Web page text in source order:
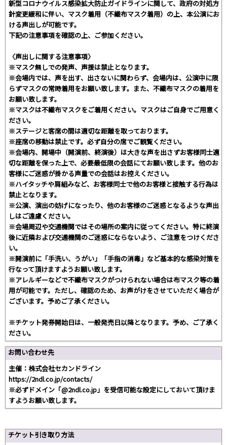
新型コロナウイルス感染拡大防止ガイドラインに関して、政府の対処方
針変更緩和に伴い、マスク着用（不織布マスク着用）の上、本公演にお
ける声出しが可能です。
下記の注意事項を確認の上、ご参加ください。
〈声出しに関する注意事項〉
※マスク無しでの発声、声援は禁止となります。
※会場内では、声を出す、出さないに関わらず、会場内は、公演中に限
らずマスクの常時着用をお願い致します。また、不織布マスクの着用を
お願い致します。
※マスクは不織布マスクをご着用ください。マスクはご自身でご用意く
ださい。
※ステージと客席の間は適切な距離を取っております。
※座席の移動は禁止です。必ず自分の席でご観覧ください。
※会場内、開場中（開演前、終演後）は大きな声を出さずお客様同士適
切な距離を保った上で、必要最低限の会話にてお願い致します。他のお
客様にご迷惑が掛かる声量での会話はお控えください。
※ハイタッチや肩組みなど、お客様同士で他のお客様と接触する行為は
禁止となります。
※公演、演出の妨げになったり、他のお客様のご迷惑となるような声出
しはご遠慮ください。
※会場周辺や交通機関ではその場所の案内に従ってください。特に終演
後に近隣および交通機関のご迷惑にならないよう、ご注意をつけくださ
い。
※開演前に「手洗い、うがい」「手指の消毒」など基本的な感染対策を
行なって頂けますようお願い致します。
※アレルギーなどで不織布マスクがつけられない場合は布マスク等の着
用が可能です。ただし、確認のため、お声がけをさせていただく場合が
ございます。予めご了承ください。
※チケット発券開始日は、一般発売日以降となります。予め、ご了承く
ださい。
お問い合わせ先
主催：株式会社セカンドライン
https://2ndl.co.jp/contacts/
※必ずドメイン「@2ndl.co.jp」を受信可能な設定にしておいて頂けま
すようお願い致します。
チケット引き取り方法